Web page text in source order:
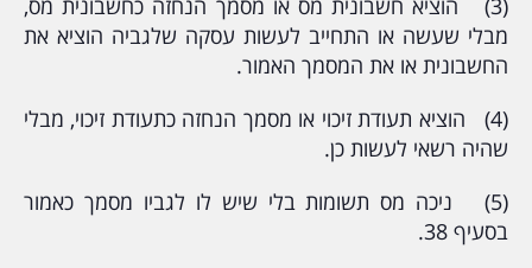
מבלי שעשה או התחייב לעשות עסקה שלגביה הוציא את
החשבונית או את המסמך האמור.
(4) הוציא תעודת זיכוי או מסמך הנחזה כתעודת זיכוי, מבלי
שהיה רשאי לעשות כן.
(5) ניכה מס תשומות בלי שיש לו לגביו מסמך כאמור
בסעיף 38.